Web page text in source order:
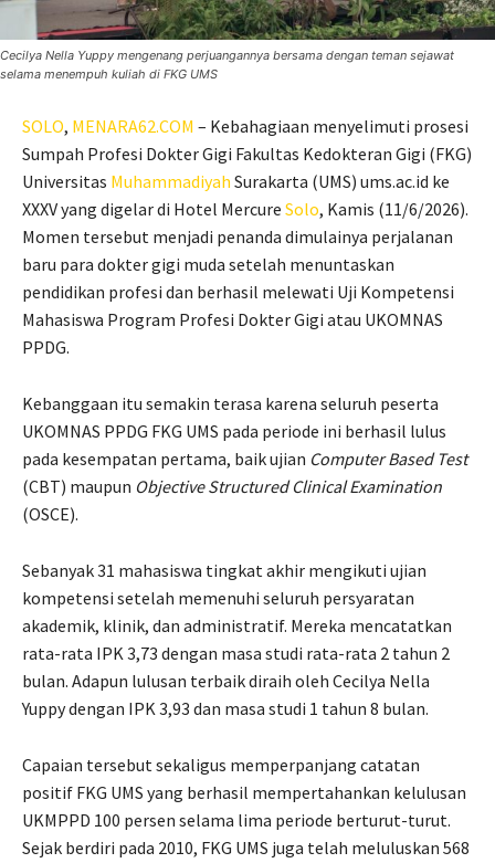
Cecilya Nella Yuppy mengenang perjuangannya bersama dengan teman sejawat
selama menempuh kuliah di FKG UMS
SOLO, MENARA62.COM – Kebahagiaan menyelimuti prosesi
Sumpah Profesi Dokter Gigi Fakultas Kedokteran Gigi (FKG)
Universitas Muhammadiyah Surakarta (UMS) ums.ac.id ke
XXXV yang digelar di Hotel Mercure Solo, Kamis (11/6/2026).
Momen tersebut menjadi penanda dimulainya perjalanan
baru para dokter gigi muda setelah menuntaskan
pendidikan profesi dan berhasil melewati Uji Kompetensi
Mahasiswa Program Profesi Dokter Gigi atau UKOMNAS
PPDG.
Kebanggaan itu semakin terasa karena seluruh peserta
UKOMNAS PPDG FKG UMS pada periode ini berhasil lulus
pada kesempatan pertama, baik ujian Computer Based Test
(CBT) maupun Objective Structured Clinical Examination
(OSCE).
Sebanyak 31 mahasiswa tingkat akhir mengikuti ujian
kompetensi setelah memenuhi seluruh persyaratan
akademik, klinik, dan administratif. Mereka mencatatkan
rata-rata IPK 3,73 dengan masa studi rata-rata 2 tahun 2
bulan. Adapun lulusan terbaik diraih oleh Cecilya Nella
Yuppy dengan IPK 3,93 dan masa studi 1 tahun 8 bulan.
Capaian tersebut sekaligus memperpanjang catatan
positif FKG UMS yang berhasil mempertahankan kelulusan
UKMPPD 100 persen selama lima periode berturut-turut.
Sejak berdiri pada 2010, FKG UMS juga telah meluluskan 568